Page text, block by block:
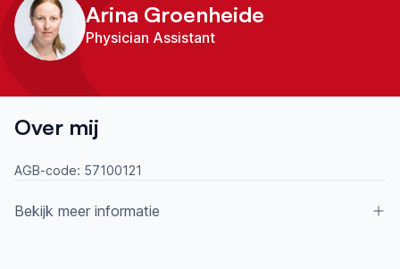
Arina Groenheide
Physician Assistant
Over mij
AGB-code: 57100121
Bekijk meer informatie